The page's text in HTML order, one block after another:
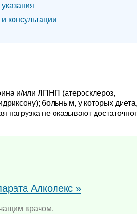
консультации
и/или ЛПНП (атеросклероз,
больным, у которых диета,
нагрузка не оказывают
Алколекс »
врачом.